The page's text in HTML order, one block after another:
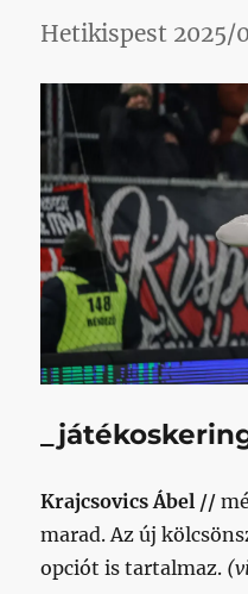
Hetikispest 2025/
Krajcsovics Ábel //
marad. Az új
opciót is tartalmaz.